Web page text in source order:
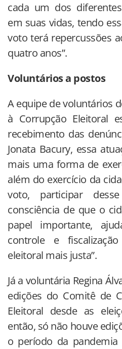
cada um dos
em suas vidas, tendo
voto terá repercussões
quatro anos”.
Voluntários a postos
A equipe de voluntários
à Corrupção Eleitoral
recebimento das
Jonata Bacury, essa
mais uma forma de
além do exercício da
voto, participar
consciência de que o
papel importante,
controle e
eleitoral mais justa”.
Já a voluntária Regina
edições do Comitê de
Eleitoral desde as
então, só não houve
o período da pandemia